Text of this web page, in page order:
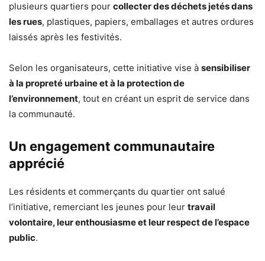
plusieurs quartiers pour collecter des déchets jetés dans
les rues, plastiques, papiers, emballages et autres ordures
laissés après les festivités.
Selon les organisateurs, cette initiative vise à sensibiliser
à la propreté urbaine et à la protection de
l’environnement, tout en créant un esprit de service dans
la communauté.
Un engagement communautaire
apprécié
Les résidents et commerçants du quartier ont salué
l’initiative, remerciant les jeunes pour leur travail
volontaire, leur enthousiasme et leur respect de l’espace
public.